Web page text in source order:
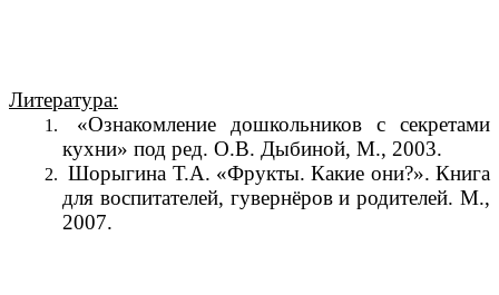
Литература:
«Ознакомление дошкольников с секретами
кухни» под ред. О.В. Дыбиной, М., 2003.
Шорыгина Т.А. «Фрукты. Какие они?». Книга
для воспитателей, гувернёров и родителей. М.,
2007.